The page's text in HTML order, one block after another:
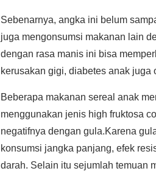
Sebenarnya, angka ini belum
juga mengonsumsi makanan lain
dengan rasa manis ini bisa
kerusakan gigi, diabetes anak juga
Beberapa makanan sereal anak
menggunakan jenis high fruktosa
negatifnya dengan gula.Karena
konsumsi jangka panjang, efek
darah. Selain itu sejumlah temuan